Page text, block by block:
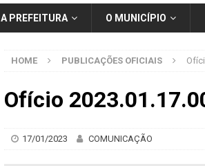
A PREFEITURA O MUNICÍPIO
HOME PUBLICAÇÕES OFICIAIS
Ofício
17/01/2023 COMUNICAÇÃO